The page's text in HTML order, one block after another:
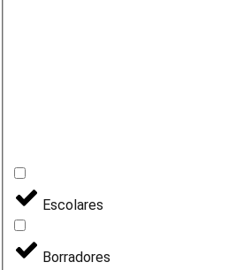
Escolares
Borradores